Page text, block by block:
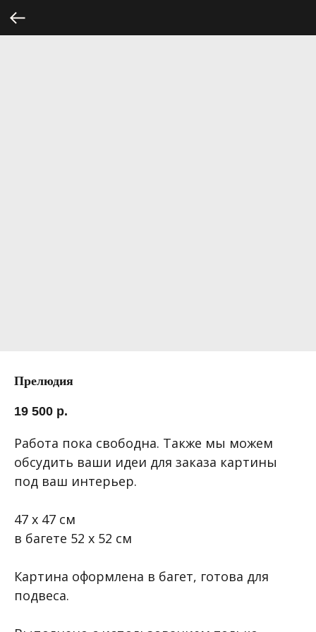
Прелюдия
19 500 р.
Работа пока свободна. Также мы можем
обсудить ваши идеи для заказа картины
под ваш интерьер.
47 х 47 см
в багете 52 х 52 см
Картина оформлена в багет, готова для
подвеса.